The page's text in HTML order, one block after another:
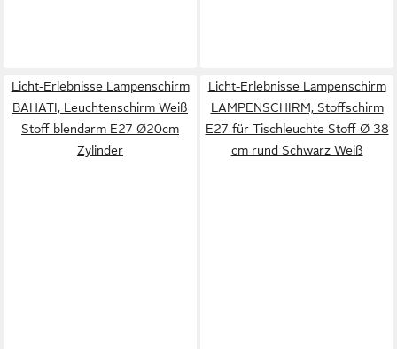
Licht-Erlebnisse Lampenschirm
BAHATI, Leuchtenschirm Weiß
Stoff blendarm E27 Ø20cm
Zylinder
Licht-Erlebnisse Lampenschirm
LAMPENSCHIRM, Stoffschirm
E27 für Tischleuchte Stoff Ø 38
cm rund Schwarz Weiß